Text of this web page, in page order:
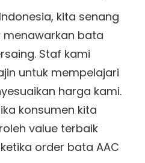
kita senang
menawarkan bata
Staf kami
untuk mempelajari
harga kami.
konsumen kita
value terbaik
order bata AAC